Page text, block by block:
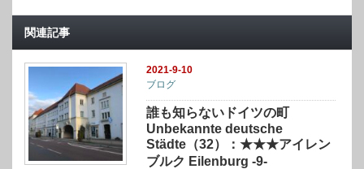
関連記事
2021-9-10
ブログ
誰も知らないドイツの町
Unbekannte deutsche
Städte（32）：★★★アイレン
ブルク Eilenburg -9-